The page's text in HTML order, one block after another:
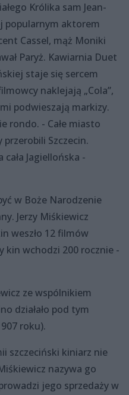
Królika sam Jean-
popularnym aktorem
Cassel, mąż Moniki
Paryż. Kawiarnia Duet
staje się sercem
naklejają „Cola”,
podwieszają markizy.
rondo. - Całe miasto
Szczecin.
cała Jagiellońska -
w Boże Narodzenie
Jerzy Miśkiewicz
weszło 12 filmów
kin wchodzi 200 rocznie -
ze wspólnikiem
działało pod tym
roku).
szczeciński kiniarz nie
nazywa go
jego sprzedaży w